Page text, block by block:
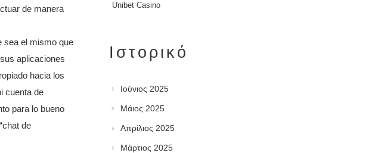
de manera
sea el mismo que
aplicaciones
hacia los
cuenta de
para lo bueno
de
Unibet Casino
Ιστορικό
Ιούνιος 2025
Μάιος 2025
Απρίλιος 2025
Μάρτιος 2025